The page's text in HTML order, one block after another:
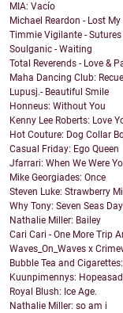
MIA: Vacío
Michael Reardon - Lost My
Timmie Vigilante -
Soulganic - Waiting
Total Reverends - Love &
Maha Dancing Club:
Lupusj.- Beautiful Smile
Honneus: Without You
Kenny Lee Roberts: Love
Hot Couture: Dog Collar
Casual Friday: Ego Queen
Jfarrari: When We Were
Mike Georgiades: Once
Steven Luke: Strawberry
Why Tony: Seven Seas
Nathalie Miller: Bailey
Cari Cari - One More Trip
Waves_On_Waves x
Bubble Tea and
Kuunpimennys:
Royal Blush: Ice Age.
Nathalie Miller: so am i